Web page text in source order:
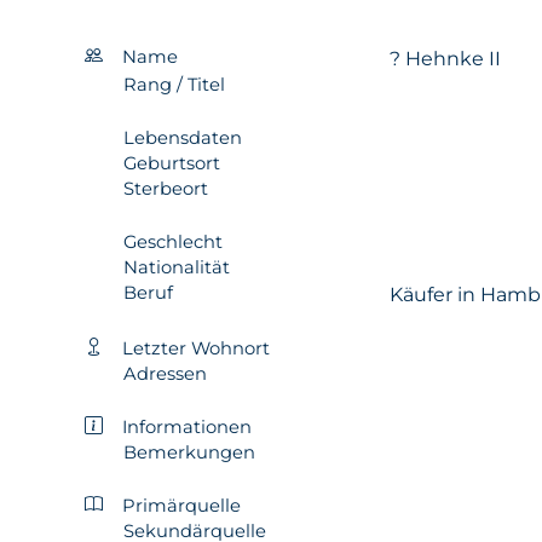
Name ? Hehnke II
Rang / Titel
Lebensdaten
Geburtsort
Sterbeort
Geschlecht
Nationalität
Beruf
Käufer in
Letzter Wohnort
Adressen
Informationen
Bemerkungen
Primärquelle
Sekundärquelle